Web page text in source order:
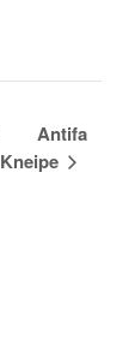
Antifa
Kneipe